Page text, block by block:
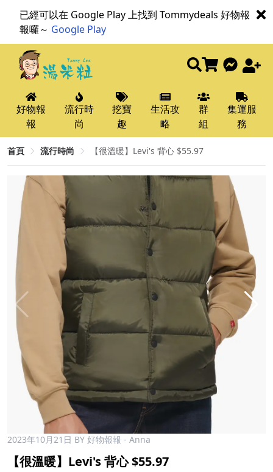
已經可以在 Google Play 上找到 Tommydeals 好物報
報囉～ Google Play
好物報
報
流行時
尚
挖寶
趣
生活攻
略
群
組
集運服
務
首頁 流行時尚 【很溫暖】Levi's 背心 $55.97
2023年10月21日 BY 好物報報 - Anna
【很溫暖】Levi's 背心 $55.97